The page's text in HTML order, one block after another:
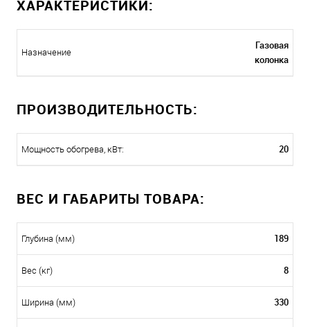
ХАРАКТЕРИСТИКИ:
Назначение
Газовая
колонка
ПРОИЗВОДИТЕЛЬНОСТЬ:
Мощность обогрева, кВт: 20
ВЕС И ГАБАРИТЫ ТОВАРА:
Глубина (мм) 189
Вес (кг) 8
Ширина (мм) 330